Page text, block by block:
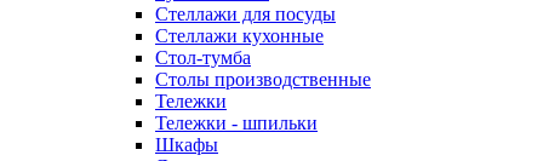
Стеллажи для посуды
Стеллажи кухонные
Стол-тумба
Столы производственные
Тележки
Тележки - шпильки
Шкафы